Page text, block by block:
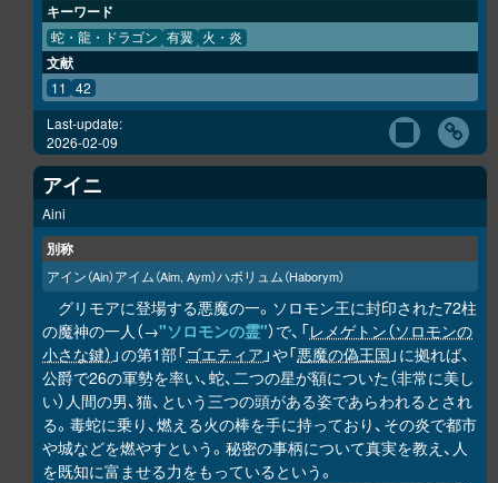
キーワード
蛇・龍・ドラゴン 有翼 火・炎
文献
11 42
Last-update:
2026-02-09
アイニ
Aini
別称
アイン（Ain）アイム（Aim, Aym）ハボリュム（Haborym）
グリモアに登場する悪魔の一。ソロモン王に封印された72柱
の魔神の一人（→"ソロモンの霊"）で、「レメゲトン（ソロモンの
小さな鍵） 」の第1部「ゴエティア 」や「悪魔の偽王国 」に拠れば、
公爵で26の軍勢を率い、蛇、二つの星が額についた（非常に美し
い）人間の男、猫、という三つの頭がある姿であらわれるとされ
る。毒蛇に乗り、燃える火の棒を手に持っており、その炎で都市
や城などを燃やすという。秘密の事柄について真実を教え、人
を既知に富ませる力をもっているという。